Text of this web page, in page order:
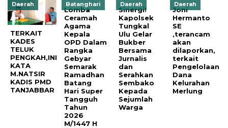
Daerah
TERKAIT
KADES
TELUK
PENGKAH,INI
KATA
M.NATSIR
KADIS PMD
TANJABBAR
Batanghari
‎Lomba
Ceramah
Agama
Kepala
OPD Dalam
Rangka
Gebyar
Semarak
Ramadhan
Batang
Hari Super
Tangguh
Tahun
2026
M/1447 H
Daerah
Sinergi!
Kapolsek
Tungkal
Ulu Gelar
Bukber
Bersama
Jurnalis
dan
Serahkan
Sembako
Kepada
Sejumlah
Warga
Daerah
Joni
Hermanto
SE
,terancam
akan
dilaporkan,
terkait
Pengelolaan
Dana
Kelurahan
Merlung